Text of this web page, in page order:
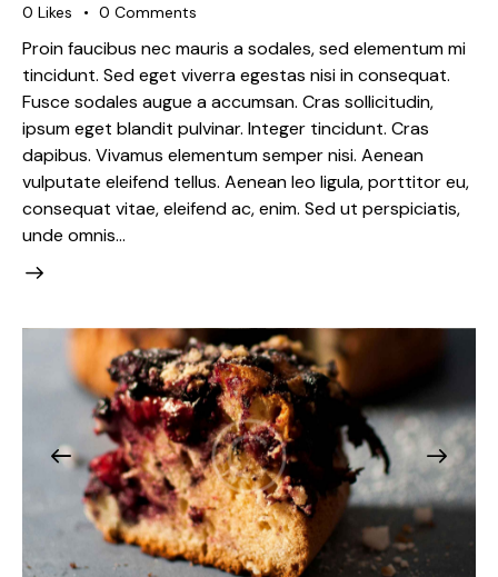
0 Likes 0 Comments
Proin faucibus nec mauris a sodales, sed elementum mi
tincidunt. Sed eget viverra egestas nisi in consequat.
Fusce sodales augue a accumsan. Cras sollicitudin,
ipsum eget blandit pulvinar. Integer tincidunt. Cras
dapibus. Vivamus elementum semper nisi. Aenean
vulputate eleifend tellus. Aenean leo ligula, porttitor eu,
consequat vitae, eleifend ac, enim. Sed ut perspiciatis,
unde omnis…